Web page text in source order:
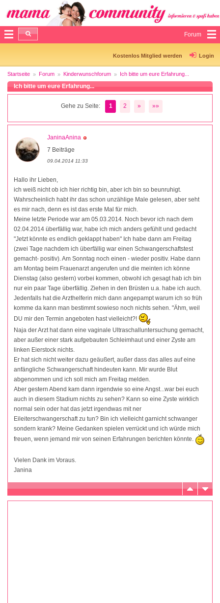
Forum
Kostenlos Mitglied werden Login
Startseite Forum Kinderwunschforum Ich bitte um eure Erfahrung...
Ich bitte um eure Erfahrung...
Gehe zu Seite: 1 2 » »»
JaninaAnina
7 Beiträge
09.04.2014 11:33
Hallo ihr Lieben,
ich weiß nicht ob ich hier richtig bin, aber ich bin so beunruhigt.
Wahrscheinlich habt ihr das schon unzählige Male gelesen, aber seht
es mir nach, denn es ist das erste Mal für mich.
Meine letzte Periode war am 05.03.2014. Noch bevor ich nach dem
02.04.2014 überfällig war, habe ich mich anders gefühlt und gedacht
"Jetzt könnte es endlich geklappt haben" Ich habe dann am Freitag
(zwei Tage nachdem ich überfällig war einen Schwangerschaftstest
gemacht- positiv). Am Sonntag noch einen - wieder positiv. Habe dann
am Montag beim Frauenarzt angerufen und die meinten ich könne
Dienstag (also gestern) vorbei kommen, obwohl ich gesagt hab ich bin
nur ein paar Tage überfällig. Ziehen in den Brüsten u.a. habe ich auch.
Jedenfalls hat die Arzthelferin mich dann angepampt warum ich so früh
komme da kann man bestimmt sowieso noch nichts sehen. "Ähm, weil
DU mir den Termin angeboten hast vielleicht?!
Naja der Arzt hat dann eine vaginale Ultraschalluntersuchung gemacht,
aber außer einer stark aufgebauten Schleimhaut und einer Zyste am
linken Eierstock nichts.
Er hat sich nicht weiter dazu geäußert, außer dass das alles auf eine
anfängliche Schwangerschaft hindeuten kann. Mir wurde Blut
abgenommen und ich soll mich am Freitag melden.
Aber gestern Abend kam dann irgendwie so eine Angst...war bei euch
auch in diesem Stadium nichts zu sehen? Kann so eine Zyste wirklich
normal sein oder hat das jetzt irgendwas mit ner
Eileiterschwangerschaft zu tun? Bin ich vielleicht garnicht schwanger
sondern krank? Meine Gedanken spielen verrückt und ich würde mich
freuen, wenn jemand mir von seinen Erfahrungen berichten könnte.
Vielen Dank im Voraus.
Janina